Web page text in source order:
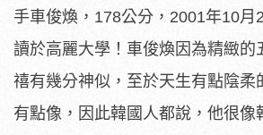
手車俊煥，178公分，2001年10月
讀於高麗大學！車俊煥因為精緻的
禧有幾分神似，至於天生有點陰柔
有點像，因此韓國人都說，他很像